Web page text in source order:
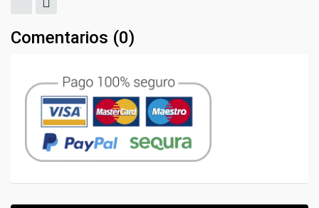
Comentarios (0)